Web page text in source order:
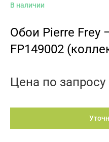
В наличии
Обои Pierre Frey
FP149002
Цена по запросу